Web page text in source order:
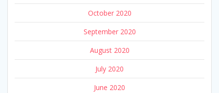
October 2020
September 2020
August 2020
July 2020
June 2020